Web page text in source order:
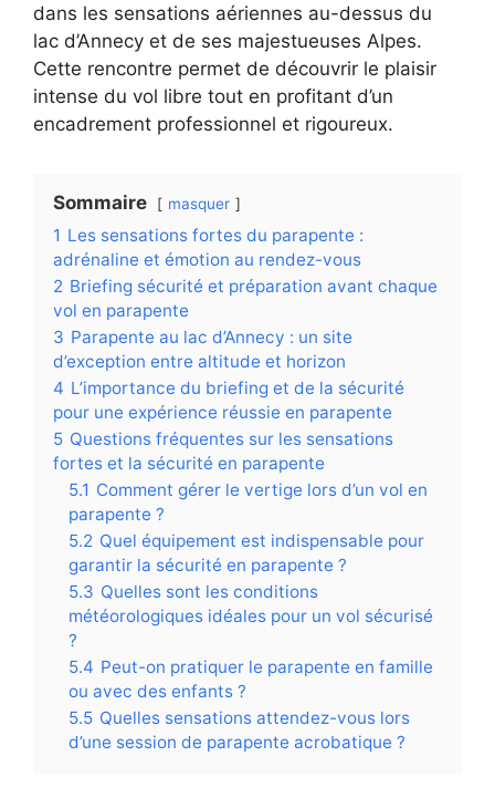
dans les sensations aériennes au-dessus du
lac d’Annecy et de ses majestueuses Alpes.
Cette rencontre permet de découvrir le plaisir
intense du vol libre tout en profitant d’un
encadrement professionnel et rigoureux.
Sommaire masquer
1 Les sensations fortes du parapente :
adrénaline et émotion au rendez-vous
2 Briefing sécurité et préparation avant chaque
vol en parapente
3 Parapente au lac d’Annecy : un site
d’exception entre altitude et horizon
4 L’importance du briefing et de la sécurité
pour une expérience réussie en parapente
5 Questions fréquentes sur les sensations
fortes et la sécurité en parapente
5.1 Comment gérer le vertige lors d’un vol en
parapente ?
5.2 Quel équipement est indispensable pour
garantir la sécurité en parapente ?
5.3 Quelles sont les conditions
météorologiques idéales pour un vol sécurisé
?
5.4 Peut-on pratiquer le parapente en famille
ou avec des enfants ?
5.5 Quelles sensations attendez-vous lors
d’une session de parapente acrobatique ?